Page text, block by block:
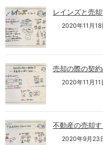
レインズと売
2020年11月18
売却の際の契
2020年11月11
不動産の売却
2020年9月23